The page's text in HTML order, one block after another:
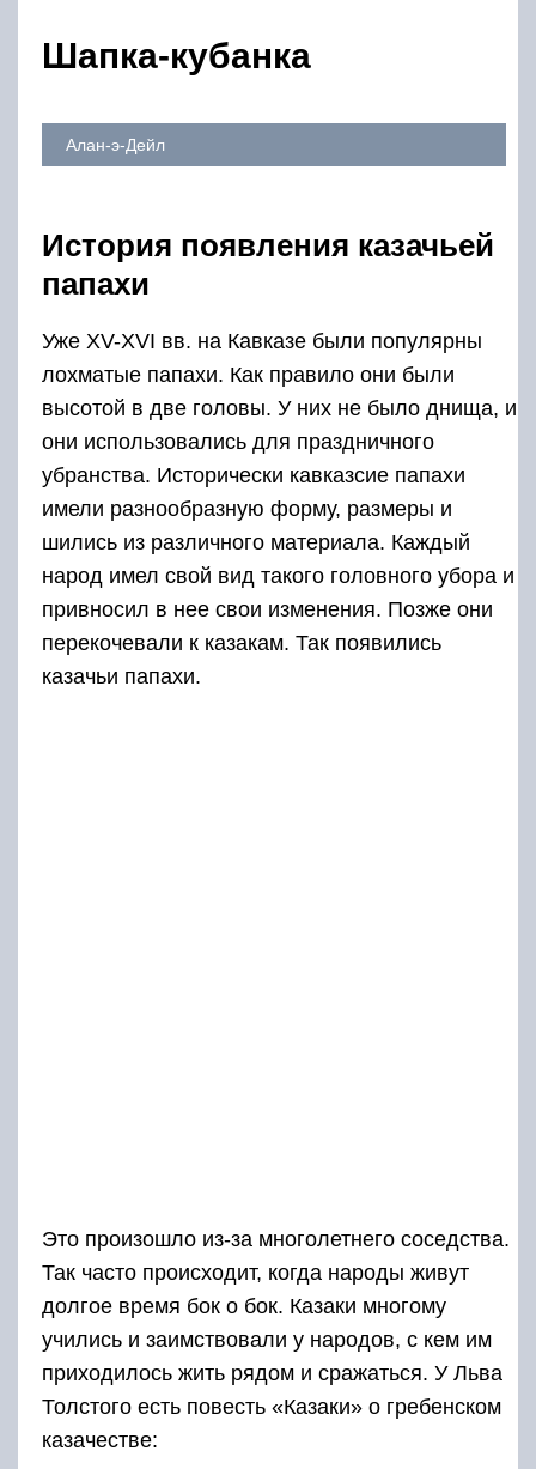
Шапка-кубанка
Алан-э-Дейл
История появления казачьей
папахи
Уже XV-XVI вв. на Кавказе были популярны
лохматые папахи. Как правило они были
высотой в две головы. У них не было днища, и
они использовались для праздничного
убранства. Исторически кавказсие папахи
имели разнообразную форму, размеры и
шились из различного материала. Каждый
народ имел свой вид такого головного убора и
привносил в нее свои изменения. Позже они
перекочевали к казакам. Так появились
казачьи папахи.
Это произошло из-за многолетнего соседства.
Так часто происходит, когда народы живут
долгое время бок о бок. Казаки многому
учились и заимствовали у народов, с кем им
приходилось жить рядом и сражаться. У Льва
Толстого есть повесть «Казаки» о гребенском
казачестве: